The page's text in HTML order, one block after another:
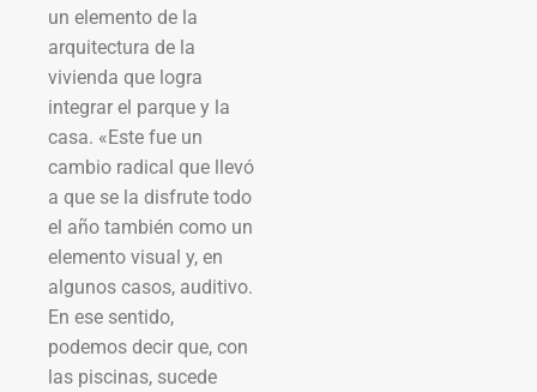
un elemento de la
arquitectura de la
vivienda que logra
integrar el parque y la
casa. «Este fue un
cambio radical que llevó
a que se la disfrute todo
el año también como un
elemento visual y, en
algunos casos, auditivo.
En ese sentido,
podemos decir que, con
las piscinas, sucede